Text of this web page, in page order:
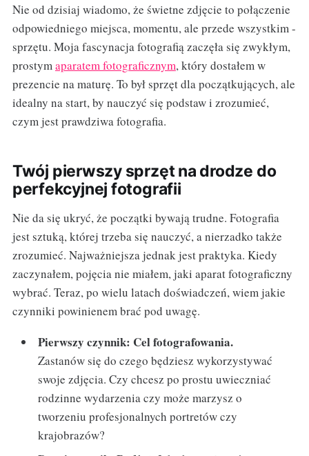
Nie od dzisiaj wiadomo, że świetne zdjęcie to połączenie
odpowiedniego miejsca, momentu, ale przede wszystkim -
sprzętu. Moja fascynacja fotografią zaczęła się zwykłym,
prostymaparatem fotograficznym, który dostałem w
prezencie na maturę. To był sprzęt dla początkujących, ale
idealny na start, by nauczyć się podstaw i zrozumieć,
czym jest prawdziwa fotografia.
Twój pierwszy sprzęt na drodze do
perfekcyjnej fotografii
Nie da się ukryć, że początki bywają trudne. Fotografia
jest sztuką, której trzeba się nauczyć, a nierzadko także
zrozumieć. Najważniejsza jednak jest praktyka. Kiedy
zaczynałem, pojęcia nie miałem, jaki aparat fotograficzny
wybrać. Teraz, po wielu latach doświadczeń, wiem jakie
czynniki powinienem brać pod uwagę.
Pierwszy czynnik: Cel fotografowania.
Zastanów się do czego będziesz wykorzystywać
swoje zdjęcia. Czy chcesz po prostu uwieczniać
rodzinne wydarzenia czy może marzysz o
tworzeniu profesjonalnych portretów czy
krajobrazów?